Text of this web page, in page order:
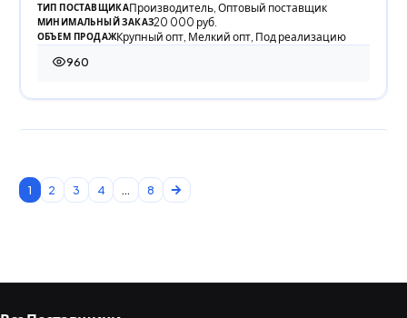
ТИП ПОСТАВЩИКАПроизводитель, Оптовый поставщик
МИНИМАЛЬНЫЙ ЗАКАЗ20 000 руб.
ОБЪЕМ ПРОДАЖКрупный опт, Мелкий опт, Под реализацию
960
960 просмотров
1 2 3 4 ... 8